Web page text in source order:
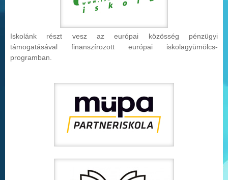
Iskolánk részt vesz az európai közösség pénzügyi
támogatásával finanszírozott európai iskolagyümölcs-
programban.